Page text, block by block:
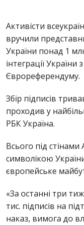
Активісти
вручили
України понад 1
інтеграції
Єврореферендуму.
Збір підписів
проходив у
РБК Україна.
Всього під стінами
символікою
європейське
«За останні три
тис. підписів на
наказ, вимога до